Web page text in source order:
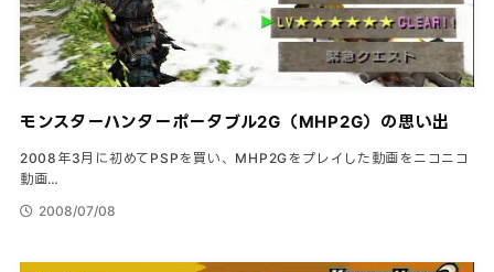
モンスターハンターポータブル2G（MHP2G）の思い出
2008年3月に初めてPSPを買い、MHP2Gをプレイした動画をニコニコ
動画…
2008/07/08